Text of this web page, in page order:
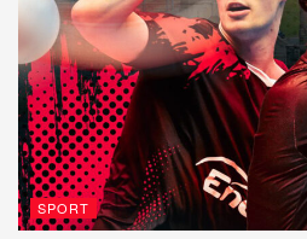
SPORT